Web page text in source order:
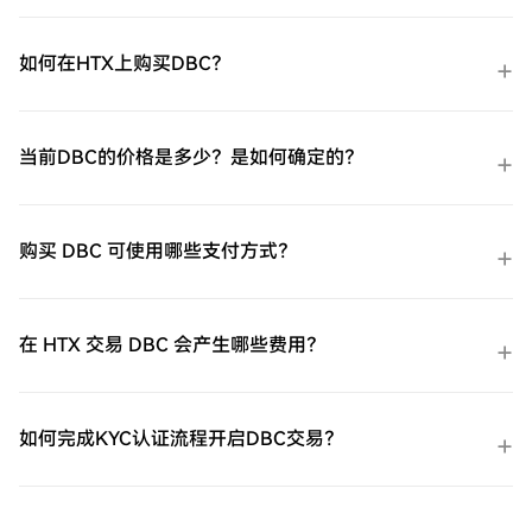
如何在HTX上购买DBC？
当前DBC的价格是多少？是如何确定的？
购买 DBC 可使用哪些支付方式？
在 HTX 交易 DBC 会产生哪些费用？
如何完成KYC认证流程开启DBC交易？